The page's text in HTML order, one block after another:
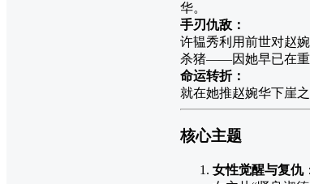
华。
手刃仇敌：
许韫秀利用前世对赵
杀猪——因她早已在重
命运转折：
就在她推赵婉华下崖
核心主题
女性觉醒与复仇：